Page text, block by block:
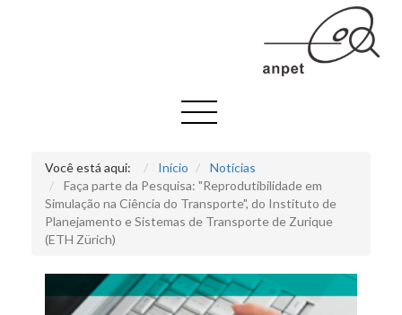
Você está aqui: Início
Notícias
Faça parte da Pesquisa: "Reprodutibilidade em
Simulação na Ciência do Transporte", do Instituto de
Planejamento e Sistemas de Transporte de Zurique
(ETH Zürich)